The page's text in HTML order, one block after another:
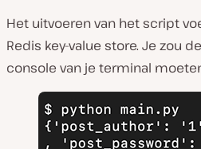
Het uitvoeren van het script
Redis key-value store. Je zou
console van je terminal